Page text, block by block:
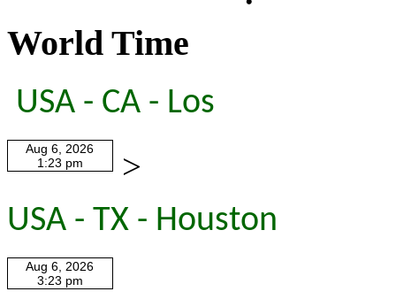
World Time
USA - CA - Los
>
USA - TX - Houston